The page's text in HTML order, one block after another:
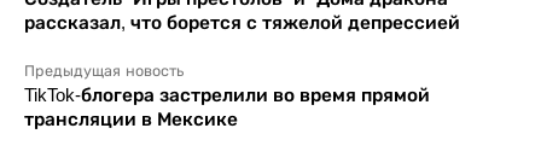
рассказал, что борется с тяжелой депрессией
Предыдущая новость
TikTok-блогера застрелили во время прямой
трансляции в Мексике